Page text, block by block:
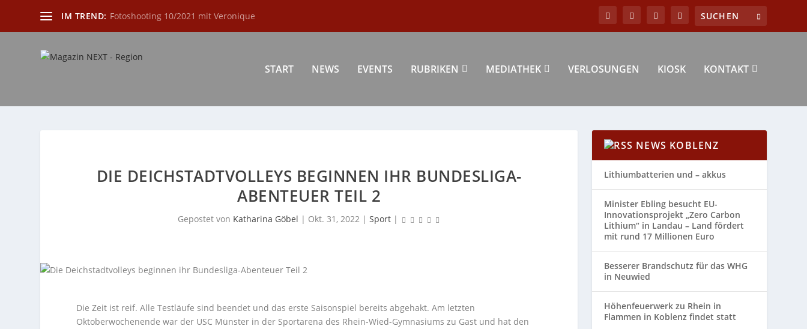
IM TREND: Fotoshooting 10/2021 mit Veronique
START NEWS EVENTS RUBRIKEN MEDIATHEK VERLOSUNGEN KIOSK KONTAKT
DIE DEICHSTADTVOLLEYS BEGINNEN IHR BUNDESLIGA-
ABENTEUER TEIL 2
Gepostet von Katharina Göbel | Okt. 31, 2022 |Sport |
Die Zeit ist reif. Alle Testläufe sind beendet und das erste Saisonspiel bereits abgehakt. Am letzten
Oktoberwochenende war der USC Münster in der Sportarena des Rhein-Wied-Gymnasiums zu Gast und hat den
NEWS KOBLENZ
Lithiumbatterien und – akkus
Minister Ebling besucht EU-
Innovationsprojekt „Zero Carbon
Lithium“ in Landau – Land fördert
mit rund 17 Millionen Euro
Besserer Brandschutz für das WHG
in Neuwied
Höhenfeuerwerk zu Rhein in
Flammen in Koblenz findet statt